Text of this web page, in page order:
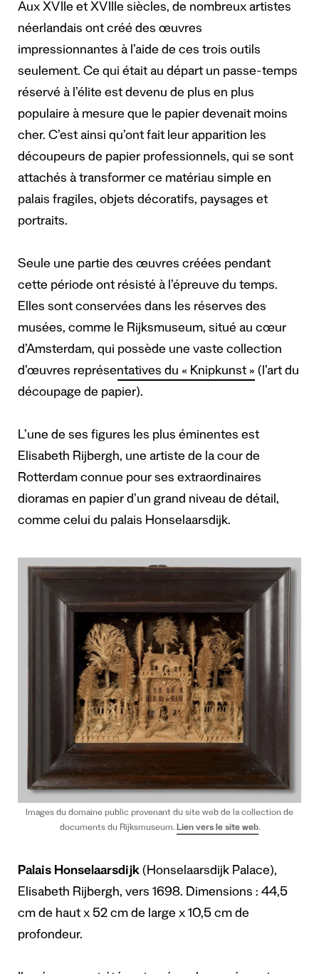
Aux XVIIe et XVIIIe siècles, de nombreux artistes
néerlandais ont créé des œuvres
impressionnantes à l’aide de ces trois outils
seulement. Ce qui était au départ un passe-temps
réservé à l’élite est devenu de plus en plus
populaire à mesure que le papier devenait moins
cher. C’est ainsi qu’ont fait leur apparition les
découpeurs de papier professionnels, qui se sont
attachés à transformer ce matériau simple en
palais fragiles, objets décoratifs, paysages et
portraits.
Seule une partie des œuvres créées pendant
cette période ont résisté à l’épreuve du temps.
Elles sont conservées dans les réserves des
musées, comme le Rijksmuseum, situé au cœur
d’Amsterdam, qui possède une vaste collection
d’œuvres représentatives du « Knipkunst » (l’art du
découpage de papier).
L’une de ses figures les plus éminentes est
Elisabeth Rijbergh, une artiste de la cour de
Rotterdam connue pour ses extraordinaires
dioramas en papier d’un grand niveau de détail,
comme celui du palais Honselaarsdijk.
Images du domaine public provenant du site web de la collection de
documents du Rijksmuseum. Lien vers le site web.
Palais Honselaarsdijk (Honselaarsdijk Palace),
Elisabeth Rijbergh, vers 1698. Dimensions : 44,5
cm de haut x 52 cm de large x 10,5 cm de
profondeur.